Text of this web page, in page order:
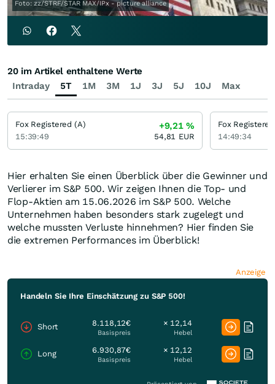
Foto: zz/STRF/STAR MAX/IPx - picture alliance
Hier erhalten Sie einen Überblick über die Gewinner und
Verlierer im S&P 500. Wir zeigen Ihnen die Top- und
Flop-Aktien am 15.06.2026 im S&P 500. Welche
Unternehmen haben besonders stark zugelegt und
welche mussten Verluste hinnehmen? Hier finden Sie
die extremen Performances im Überblick!
Anzeige
Handeln Sie Ihre Einschätzung zu S&P 500!
Short 8.118,12€
Basispreis
× 12,14
Hebel
Long 6.930,87€
Basispreis
× 12,12
Hebel
Intraday 5T 1M 3M 1J 3J 5J 10J Max
20 im Artikel enthaltene Werte
Fox Registered (A)
15:39:49
+9,21%
54,81 EUR
Fox
14:49:34